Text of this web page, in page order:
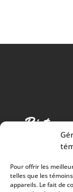
Pour offrir les
telles que les
appareils. Le fait de